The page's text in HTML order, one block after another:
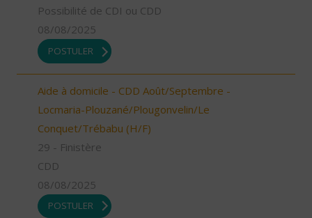
Possibilité de CDI ou CDD
08/08/2025
POSTULER
Aide à domicile - CDD Août/Septembre -
Locmaria-Plouzané/Plougonvelin/Le
Conquet/Trébabu (H/F)
29 - Finistère
CDD
08/08/2025
POSTULER